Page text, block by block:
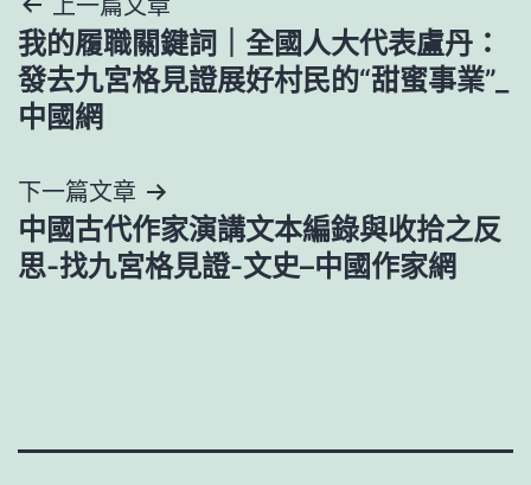
章
導
覽
我的履職關鍵詞｜全國人大代表盧丹：
發去九宮格見證展好村民的“甜蜜事業”_
中國網
下一篇文章
中國古代作家演講文本編錄與收拾之反
思-找九宮格見證-文史–中國作家網